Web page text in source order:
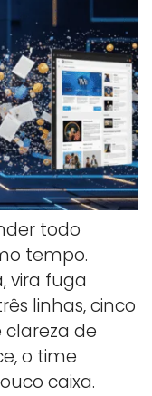
todo
tempo.
vira fuga
linhas, cinco
clareza de
o time
caixa.